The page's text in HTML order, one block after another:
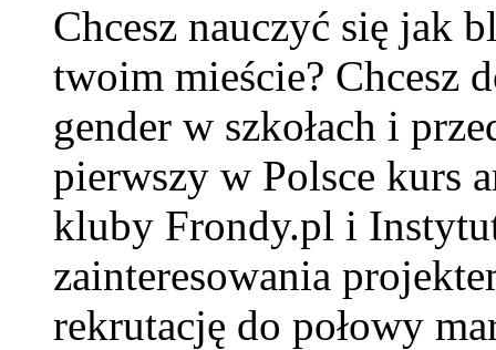
Chcesz nauczyć się jak
twoim mieście? Chcesz
gender w szkołach i
pierwszy w Polsce kurs
kluby Frondy.pl i
zainteresowania
rekrutację do połowy